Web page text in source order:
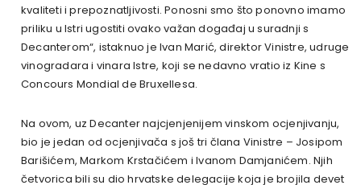
kvaliteti i prepoznatljivosti. Ponosni smo što ponovno imamo
priliku u Istri ugostiti ovako važan događaj u suradnji s
Decanterom“, istaknuo je Ivan Marić, direktor Vinistre, udruge
vinogradara i vinara Istre, koji se nedavno vratio iz Kine s
Concours Mondial de Bruxellesa.
Na ovom, uz Decanter najcjenjenijem vinskom ocjenjivanju,
bio je jedan od ocjenjivača s još tri člana Vinistre – Josipom
Barišićem, Markom Krstačićem i Ivanom Damjanićem. Njih
četvorica bili su dio hrvatske delegacije koja je brojila devet